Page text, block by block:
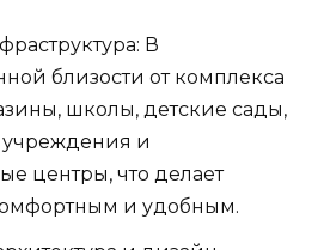
В
близости от комплекса
школы, детские сады,
и
центры, что делает
и удобным.